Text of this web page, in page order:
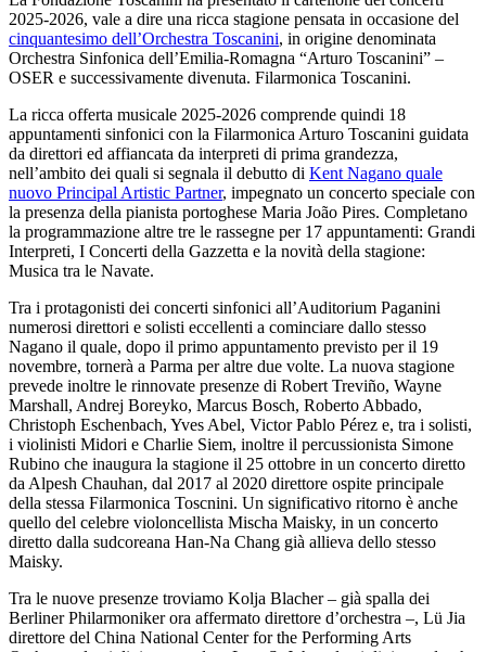
2025-2026, vale a dire una ricca stagione pensata in occasione del
cinquantesimo dell’Orchestra Toscanini, in origine denominata
Orchestra Sinfonica dell’Emilia-Romagna “Arturo Toscanini” –
OSER e successivamente divenuta. Filarmonica Toscanini.
La ricca offerta musicale 2025-2026 comprende quindi 18
appuntamenti sinfonici con la Filarmonica Arturo Toscanini guidata
da direttori ed affiancata da interpreti di prima grandezza,
nell’ambito dei quali si segnala il debutto di Kent Nagano quale
nuovo Principal Artistic Partner, impegnato un concerto speciale con
la presenza della pianista portoghese Maria João Pires. Completano
la programmazione altre tre le rassegne per 17 appuntamenti: Grandi
Interpreti, I Concerti della Gazzetta e la novità della stagione:
Musica tra le Navate.
Tra i protagonisti dei concerti sinfonici all’Auditorium Paganini
numerosi direttori e solisti eccellenti a cominciare dallo stesso
Nagano il quale, dopo il primo appuntamento previsto per il 19
novembre, tornerà a Parma per altre due volte. La nuova stagione
prevede inoltre le rinnovate presenze di Robert Treviño, Wayne
Marshall, Andrej Boreyko, Marcus Bosch, Roberto Abbado,
Christoph Eschenbach, Yves Abel, Victor Pablo Pérez e, tra i solisti,
i violinisti Midori e Charlie Siem, inoltre il percussionista Simone
Rubino che inaugura la stagione il 25 ottobre in un concerto diretto
da Alpesh Chauhan, dal 2017 al 2020 direttore ospite principale
della stessa Filarmonica Toscnini. Un significativo ritorno è anche
quello del celebre violoncellista Mischa Maisky, in un concerto
diretto dalla sudcoreana Han-Na Chang già allieva dello stesso
Maisky.
Tra le nuove presenze troviamo Kolja Blacher – già spalla dei
Berliner Philarmoniker ora affermato direttore d’orchestra –, Lü Jia
direttore del China National Center for the Performing Arts